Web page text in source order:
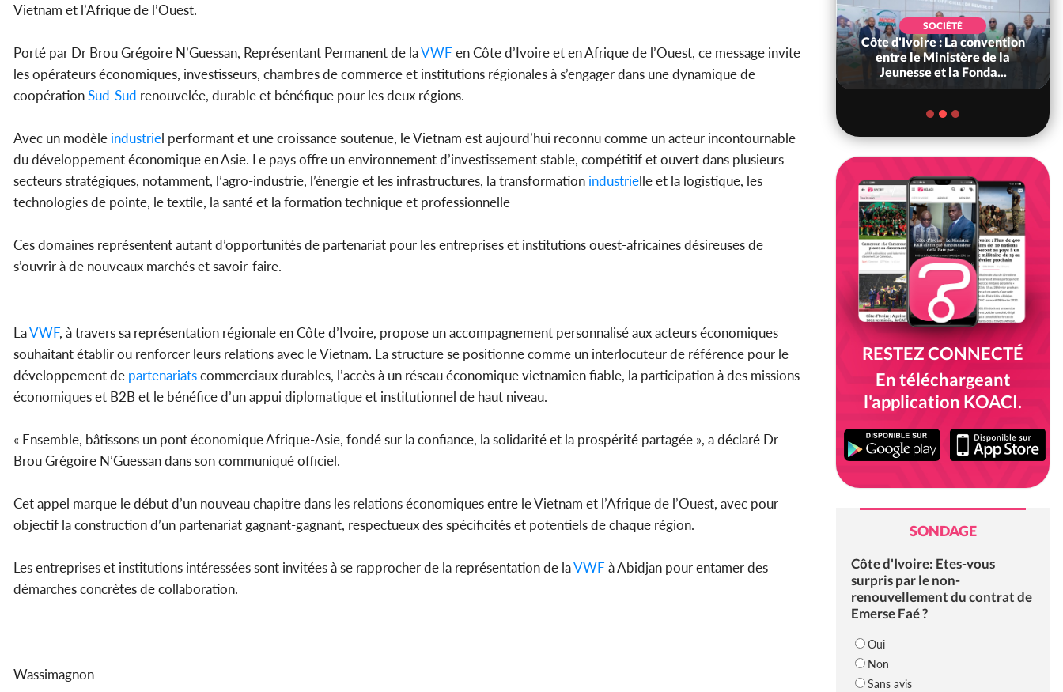
Vietnam et l’Afrique de l’Ouest.
Porté par Dr Brou Grégoire N’Guessan, Représentant Permanent de laVWF en Côte d’Ivoire et en Afrique de l’Ouest, ce message invite
les opérateurs économiques, investisseurs, chambres de commerce et institutions régionales à s’engager dans une dynamique de
coopérationSud-Sud renouvelée, durable et bénéfique pour les deux régions.
Avec un modèle industriel performant et une croissance soutenue, le Vietnam est aujourd’hui reconnu comme un acteur incontournable
du développement économique en Asie. Le pays offre un environnement d’investissement stable, compétitif et ouvert dans plusieurs
secteurs stratégiques, notamment, l’agro-industrie, l’énergie et les infrastructures, la transformation industrielle et la logistique, les
technologies de pointe, le textile, la santé et la formation technique et professionnelle
Ces domaines représentent autant d’opportunités de partenariat pour les entreprises et institutions ouest-africaines désireuses de
s’ouvrir à de nouveaux marchés et savoir-faire.
LaVWF, à travers sa représentation régionale en Côte d’Ivoire, propose un accompagnement personnalisé aux acteurs économiques
souhaitant établir ou renforcer leurs relations avec le Vietnam. La structure se positionne comme un interlocuteur de référence pour le
développement de partenariatscommerciaux durables, l’accès à un réseau économique vietnamien fiable, la participation à des missions
économiques et B2B et le bénéfice d’un appui diplomatique et institutionnel de haut niveau.
« Ensemble, bâtissons un pont économique Afrique-Asie, fondé sur la confiance, la solidarité et la prospérité partagée », a déclaré Dr
Brou Grégoire N’Guessan dans son communiqué officiel.
Cet appel marque le début d’un nouveau chapitre dans les relations économiques entre le Vietnam et l’Afrique de l’Ouest, avec pour
objectif la construction d’un partenariat gagnant-gagnant, respectueux des spécificités et potentiels de chaque région.
Les entreprises et institutions intéressées sont invitées à se rapprocher de la représentation de laVWF à Abidjan pour entamer des
démarches concrètes de collaboration.
Wassimagnon
2026, le discours très attendu
du PR Alassane...
SOCIÉTÉ
Côte d'Ivoire : La convention
entre le Ministère de la
Jeunesse et la Fonda...
RESTEZ CONNECTÉ
En téléchargeant
l'application KOACI.
SONDAGE
Côte d'Ivoire: Etes-vous
surpris par le non-
renouvellement du contrat de
Emerse Faé ?
Oui
Non
Sans avis